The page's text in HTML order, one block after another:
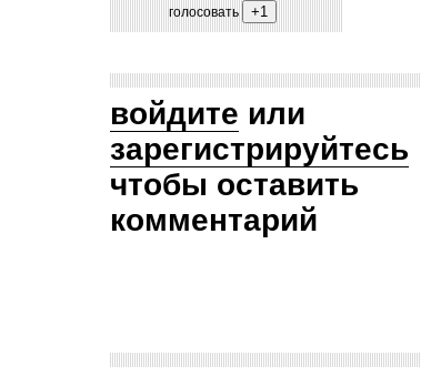
голосовать
войдите или
зарегистрируйтесь
чтобы оставить
комментарий